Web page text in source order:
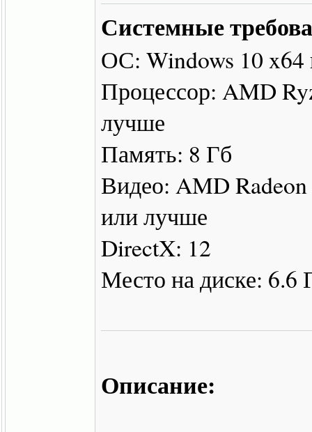
Системные
ОС: Windows 10
Процессор: AMD
лучше
Память: 8 Гб
Видео: AMD
или лучше
DirectX: 12
Место на диске: 6.6
Описание: